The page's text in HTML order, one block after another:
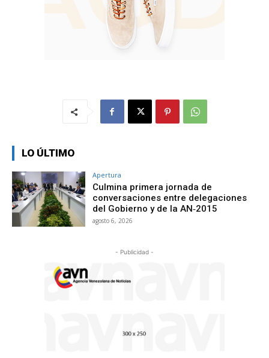
LO ÚLTIMO
Apertura
Culmina primera jornada de
conversaciones entre delegaciones
del Gobierno y de la AN‑2015
agosto 6, 2026
- Publicidad -